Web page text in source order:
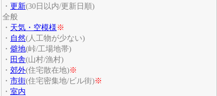
・ 更新(30日以内/更新日順)
全般
・ 天気・空模様※
・ 自然(人工物が少ない)
・ 僻地(峠/工場地帯)
・ 田舎(山村/漁村)
・ 郊外(住宅散在地)※
・ 市街(住宅密集地/ビル街)※
・ 室内